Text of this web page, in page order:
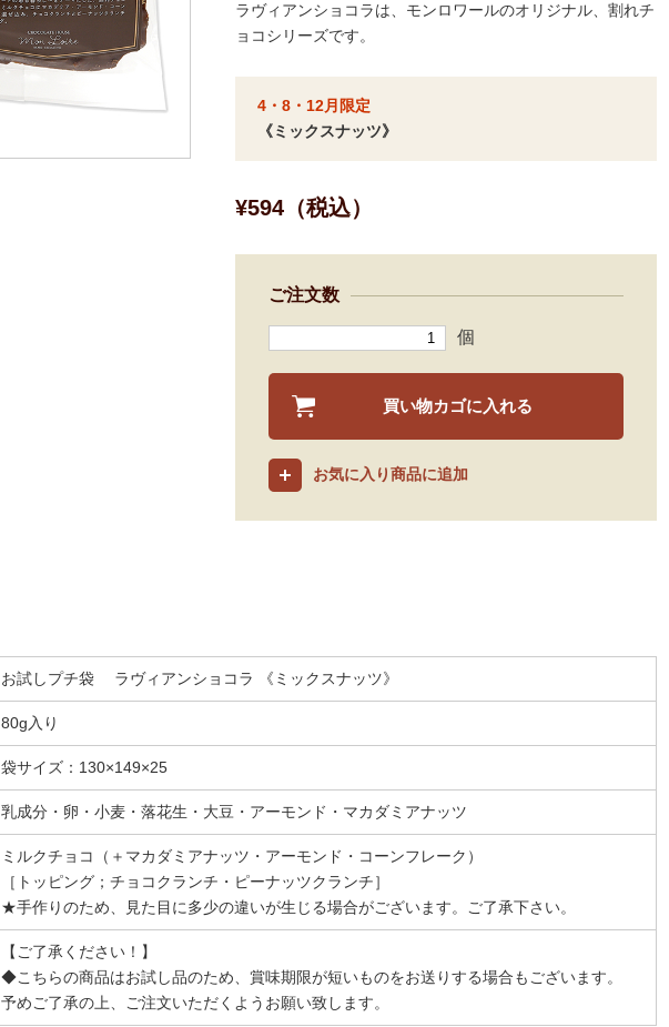
ラヴィアンショコラは、モンロワールのオリジナル、割れチ
ョコシリーズです。
4・8・12月限定
《ミックスナッツ》
¥594（税込）
ご注文数
個
買い物カゴに入れる
お気に入り商品に追加
お試しプチ袋 ラヴィアンショコラ 《ミックスナッツ》
80g入り
袋サイズ：130×149×25
乳成分・卵・小麦・落花生・大豆・アーモンド・マカダミアナッツ
ミルクチョコ（＋マカダミアナッツ・アーモンド・コーンフレーク）
［トッピング；チョコクランチ・ピーナッツクランチ］
★手作りのため、見た目に多少の違いが生じる場合がございます。ご了承下さい。
【ご了承ください！】
◆こちらの商品はお試し品のため、賞味期限が短いものをお送りする場合もございます。
予めご了承の上、ご注文いただくようお願い致します。